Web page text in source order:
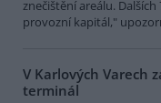
znečištění areálu.
provozní kapitál,"
V Karlových Varech
terminál